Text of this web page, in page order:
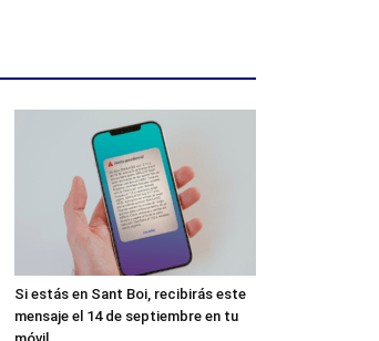
Si estás en Sant Boi, recibirás este
mensaje el 14 de septiembre en tu